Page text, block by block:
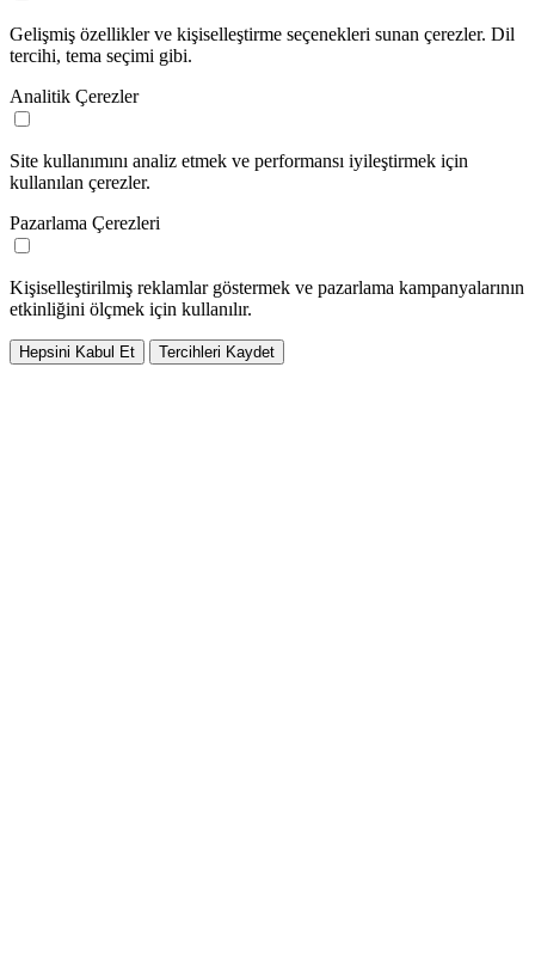
Gelişmiş özellikler ve kişiselleştirme seçenekleri sunan çerezler. Dil
tercihi, tema seçimi gibi.
Analitik Çerezler
Site kullanımını analiz etmek ve performansı iyileştirmek için
kullanılan çerezler.
Pazarlama Çerezleri
Kişiselleştirilmiş reklamlar göstermek ve pazarlama kampanyalarının
etkinliğini ölçmek için kullanılır.
Hepsini Kabul Et Tercihleri Kaydet